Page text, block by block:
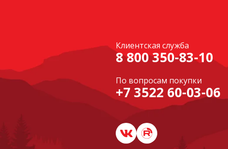
Клиентская служба
8 800 350-83-10
По вопросам покупки
+7 3522 60-03-06